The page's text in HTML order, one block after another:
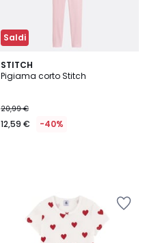
Saldi
STITCH
Pigiama corto Stitch
20,99 €
12,59 € -40%